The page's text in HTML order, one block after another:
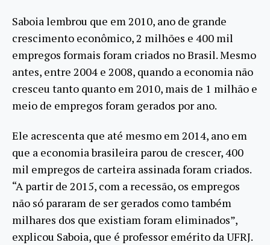
Saboia lembrou que em 2010, ano de grande
crescimento econômico, 2 milhões e 400 mil
empregos formais foram criados no Brasil. Mesmo
antes, entre 2004 e 2008, quando a economia não
cresceu tanto quanto em 2010, mais de 1 milhão e
meio de empregos foram gerados por ano.
Ele acrescenta que até mesmo em 2014, ano em
que a economia brasileira parou de crescer, 400
mil empregos de carteira assinada foram criados.
“A partir de 2015, com a recessão, os empregos
não só pararam de ser gerados como também
milhares dos que existiam foram eliminados”,
explicou Saboia, que é professor emérito da UFRJ.